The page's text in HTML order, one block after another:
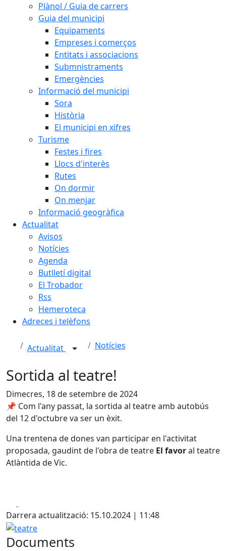
Plànol / Guia de carrers
Guia del municipi
Equipaments
Empreses i comerços
Entitats i associacions
Submnistraments
Emergències
Informació del municipi
Sora
Història
El municipi en xifres
Turisme
Festes i fires
Llocs d'interès
Rutes
On dormir
On menjar
Informació geogràfica
Actualitat
Avisos
Notícies
Agenda
Butlletí digital
El Trobador
Rss
Hemeroteca
Adreces i telèfons
Actualitat Notícies
Sortida al teatre!
Dimecres, 18 de setembre de 2024
📌 Com l'any passat, la sortida al teatre amb autobús
del 12 d'octubre va ser un èxit.
Una trentena de dones van participar en l'activitat
proposada, gaudint de l'obra de teatre El favoral teatre
Atlàntida de Vic.
Darrera actualització: 15.10.2024 | 11:48
teatre
Documents